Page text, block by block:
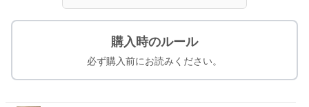
購入時のルール
必ず購入前にお読みください。